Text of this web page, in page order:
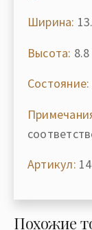
Ширина:
Высота:
Состояние:
Артикул:
Похожие